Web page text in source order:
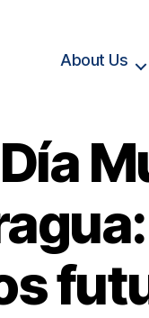
About Us
Día